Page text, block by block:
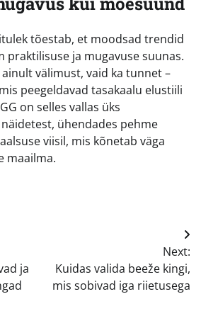
tõestab, et moodsad trendid
praktilisuse ja mugavuse suunas.
välimust, vaid ka tunnet –
peegeldavad tasakaalu elustiili
on selles vallas üks
ühendades pehme
viisil, mis kõnetab väga
maailma.
ja
Next:
Kuidas valida beeže kingi,
mis sobivad iga riietusega